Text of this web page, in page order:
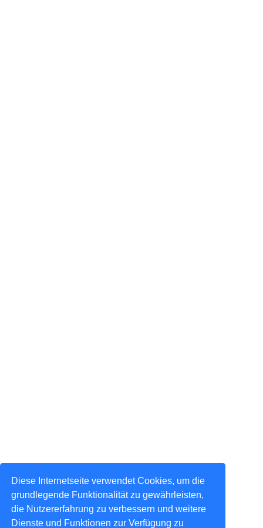
Diese Internetseite verwendet Cookies, um die
grundlegende Funktionalität zu gewährleisten,
die Nutzererfahrung zu verbessern und weitere
Dienste und Funktionen zur Verfügung zu